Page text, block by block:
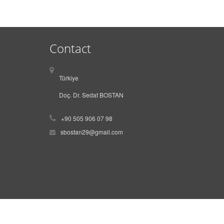
Contact
Türkiye
Doç. Dr. Sedat BOSTAN
+90 505 906 07 98
sbostan29@gmail.com